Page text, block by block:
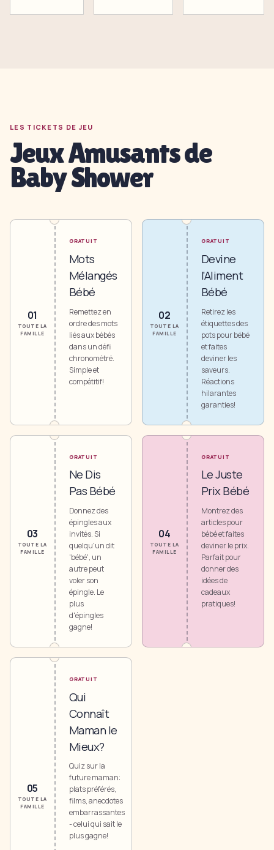
LES TICKETS DE JEU
Jeux Amusants de
Baby Shower
01
TOUTE LA
FAMILLE
GRATUIT
Mots
Mélangés
Bébé
Remettez en
ordre des mots
liés aux bébés
dans un défi
chronométré.
Simple et
compétitif!
02
TOUTE LA
FAMILLE
GRATUIT
Devine
l'Aliment
Bébé
Retirez les
étiquettes des
pots pour bébé
et faites
deviner les
saveurs.
Réactions
hilarantes
garanties!
03
TOUTE LA
FAMILLE
GRATUIT
Ne Dis
Pas Bébé
Donnez des
épingles aux
invités. Si
quelqu'un dit
'bébé', un
autre peut
voler son
épingle. Le
plus
d'épingles
gagne!
04
TOUTE LA
FAMILLE
GRATUIT
Le Juste
Prix Bébé
Montrez des
articles pour
bébé et faites
deviner le prix.
Parfait pour
donner des
idées de
cadeaux
pratiques!
05
TOUTE LA
FAMILLE
GRATUIT
Qui
Connaît
Maman le
Mieux?
Quiz sur la
future maman:
plats préférés,
films, anecdotes
embarrassantes
- celui qui sait le
plus gagne!